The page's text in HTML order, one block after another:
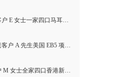
恭喜凌宇客户 E 女士一家四口马耳他MPRP顺利获批！
凌宇移民老客户 A 先生美国 EB5 项目I-526E 无补件直接获批！
凌宇老客户 M 女士全家四口香港新资本投资者入境计划成功获批！卡点保住子女受养人资格，复杂资产一次性通关